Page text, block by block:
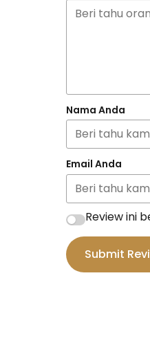
Nama Anda
Email Anda
Review ini
Submit